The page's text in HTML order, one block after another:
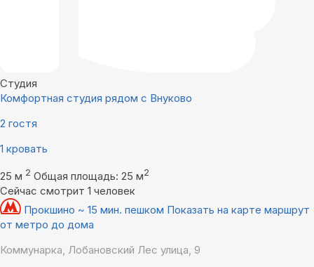
Студия
Комфортная студия рядом с Внуково
2 гостя
1 кровать
25 м 2 Общая площадь: 25 м2
Сейчас смотрит 1 человек
Прокшино ~ 15 мин. пешком Показать на карте маршрут
от метро до дома
Коммунарка, Лобановский Лес улица, 9